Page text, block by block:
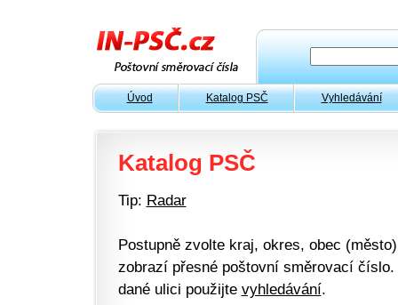
Úvod Katalog PSČ Vyhledávání
Katalog PSČ
Tip: Radar
Postupně zvolte kraj, okres, obec
zobrazí přesné poštovní směrovací
dané ulici použijte vyhledávání.